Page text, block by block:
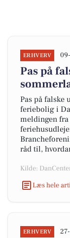
ERHVERV
Pas på
Pas på falske
feriebolig i
meldingen
råd til,
Kilde:
Læs hele
ERHVERV